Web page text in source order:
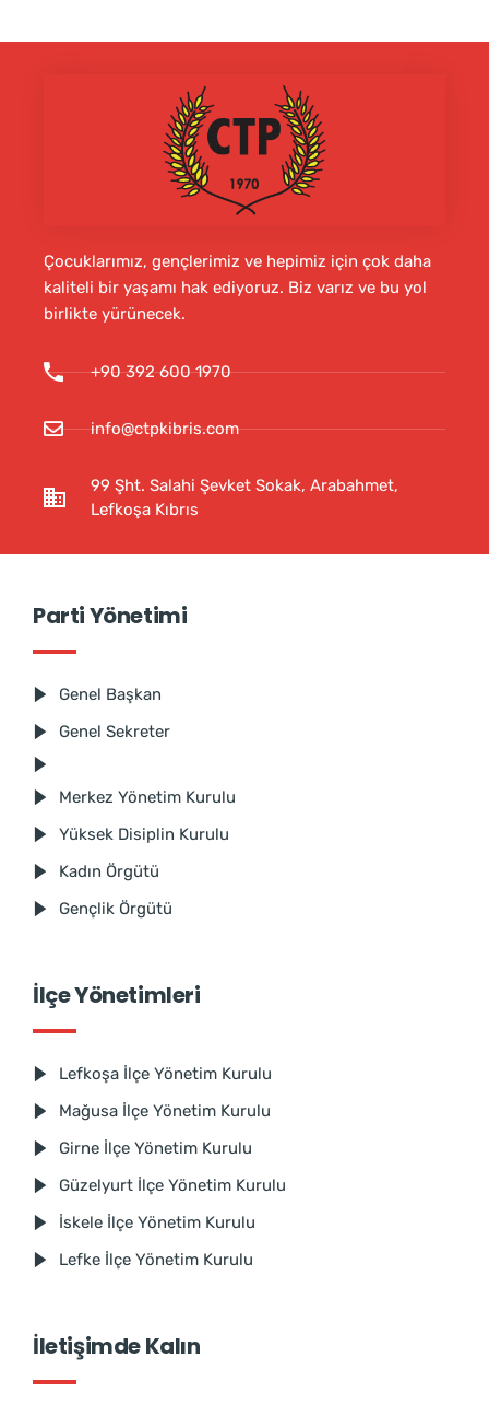
Çocuklarımız, gençlerimiz ve hepimiz için çok daha
kaliteli bir yaşamı hak ediyoruz. Biz varız ve bu yol
birlikte yürünecek.
+90 392 600 1970
info@ctpkibris.com
99 Şht. Salahi Şevket Sokak, Arabahmet,
Lefkoşa Kıbrıs
Parti Yönetimi
Genel Başkan
Genel Sekreter
Merkez Yönetim Kurulu
Yüksek Disiplin Kurulu
Kadın Örgütü
Gençlik Örgütü
İlçe Yönetimleri
Lefkoşa İlçe Yönetim Kurulu
Mağusa İlçe Yönetim Kurulu
Girne İlçe Yönetim Kurulu
Güzelyurt İlçe Yönetim Kurulu
İskele İlçe Yönetim Kurulu
Lefke İlçe Yönetim Kurulu
İletişimde Kalın